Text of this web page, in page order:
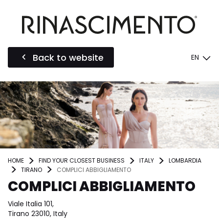
Back to website EN
HOME FIND YOUR CLOSEST BUSINESS ITALY
LOMBARDIA
TIRANO
COMPLICI ABBIGLIAMENTO
COMPLICI ABBIGLIAMENTO
Viale Italia 101,
Tirano 23010, Italy